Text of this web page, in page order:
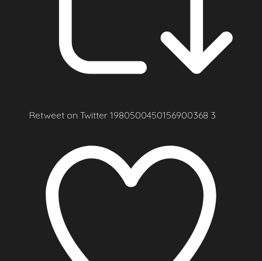
Retweet on Twitter 1980500450156900368 3